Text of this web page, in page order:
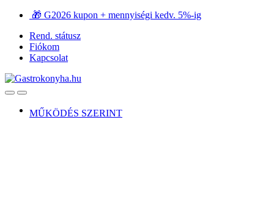
Ugrás
navigációhoz
Ugrás
tartalomra
🎁 G2026 kupon + mennyiségi kedv. 5%-ig
Rend. státusz
Fiókom
Kapcsolat
OpenClose
MŰKÖDÉS SZERINT